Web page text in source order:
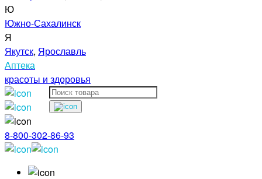
Ю
Южно-Сахалинск
Я
Якутск, Ярославль
Аптека
красоты и здоровья
8-800-302-86-93